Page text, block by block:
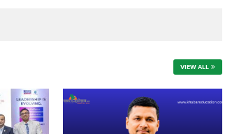
VIEW ALL